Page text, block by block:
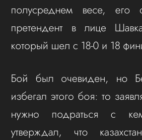
полусреднем весе, его
претендент в лице
который шел с 18-0 и 18
Бой был очевиден, но
избегал этого боя: то
нужно подраться с
утверждал, что